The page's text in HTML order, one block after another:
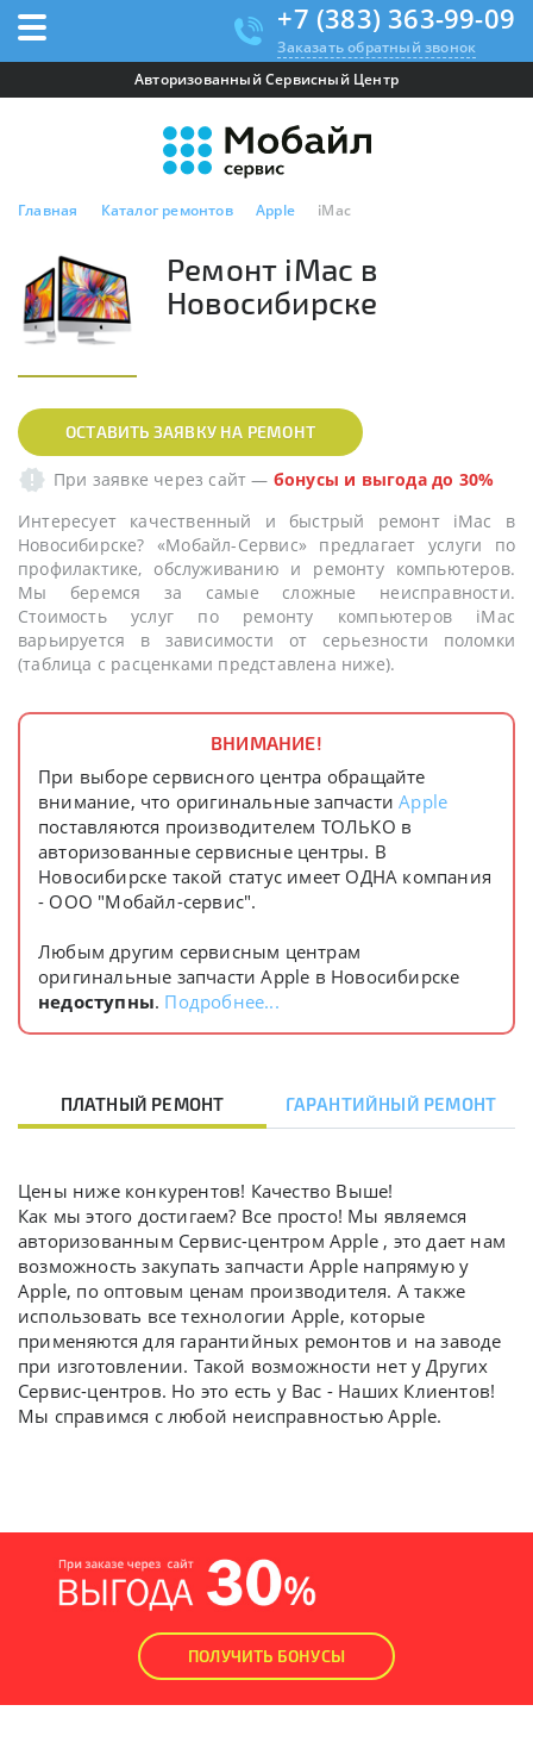
+7 (383) 363-99-09
Заказать обратный звонок
Авторизованный Сервисный Центр
Главная Каталог ремонтов Apple iMac
Ремонт iMac в
Новосибирске
ОСТАВИТЬ ЗАЯВКУ НА РЕМОНТ
При заявке через сайт — бонусы и выгода до 30%
Интересует качественный и быстрый ремонт iMac в
Новосибирске? «Мобайл-Сервис» предлагает услуги по
профилактике, обслуживанию и ремонту компьютеров.
Мы беремся за самые сложные неисправности.
Стоимость услуг по ремонту компьютеров iMac
варьируется в зависимости от серьезности поломки
(таблица с расценками представлена ниже).
ВНИМАНИЕ!
При выборе сервисного центра обращайте
внимание, что оригинальные запчастиApple
поставляются производителем ТОЛЬКО в
авторизованные сервисные центры. В
Новосибирске такой статус имеет ОДНА компания
- ООО "Мобайл-сервис".
Любым другим сервисным центрам
оригинальные запчасти Apple в Новосибирске
недоступны. Подробнее...
ПЛАТНЫЙ РЕМОНТ ГАРАНТИЙНЫЙ РЕМОНТ
Цены ниже конкурентов! Качество Выше!
Как мы этого достигаем? Все просто! Мы являемся
авторизованным Сервис-центром Apple , это дает нам
возможность закупать запчасти Apple напрямую у
Apple, по оптовым ценам производителя. А также
использовать все технологии Apple, которые
применяются для гарантийных ремонтов и на заводе
при изготовлении. Такой возможности нет у Других
Сервис-центров. Но это есть у Вас - Наших Клиентов!
Мы справимся с любой неисправностью Apple.
ПОЛУЧИТЬ БОНУСЫ